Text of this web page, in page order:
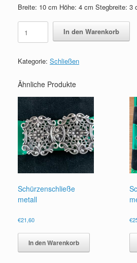
Breite: 10 cm Höhe: 4 cm Stegbreite: 3
Schürzenschließe
metall
Menge
In den Warenkorb
Kategorie: Schließen
Ähnliche Produkte
Schürzenschließe
metall
€21,60
In den Warenkorb
€